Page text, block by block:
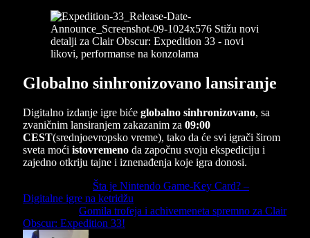
Globalno sinhronizovano lansiranje
Digitalno izdanje igre biće globalno sinhronizovano, sa
zvaničnim lansiranjem zakazanim za 09:00
CEST(srednjoevropsko vreme), tako da će svi igrači širom
sveta moći istovremeno da započnu svoju ekspediciju i
zajedno otkriju tajne i iznenađenja koje igra donosi.
Šta je Nintendo Game-Key Card? –
Digitalne igre na ketridžu
Gomila trofeja i achivemeneta spremno za Clair
Obscur: Expedition 33!